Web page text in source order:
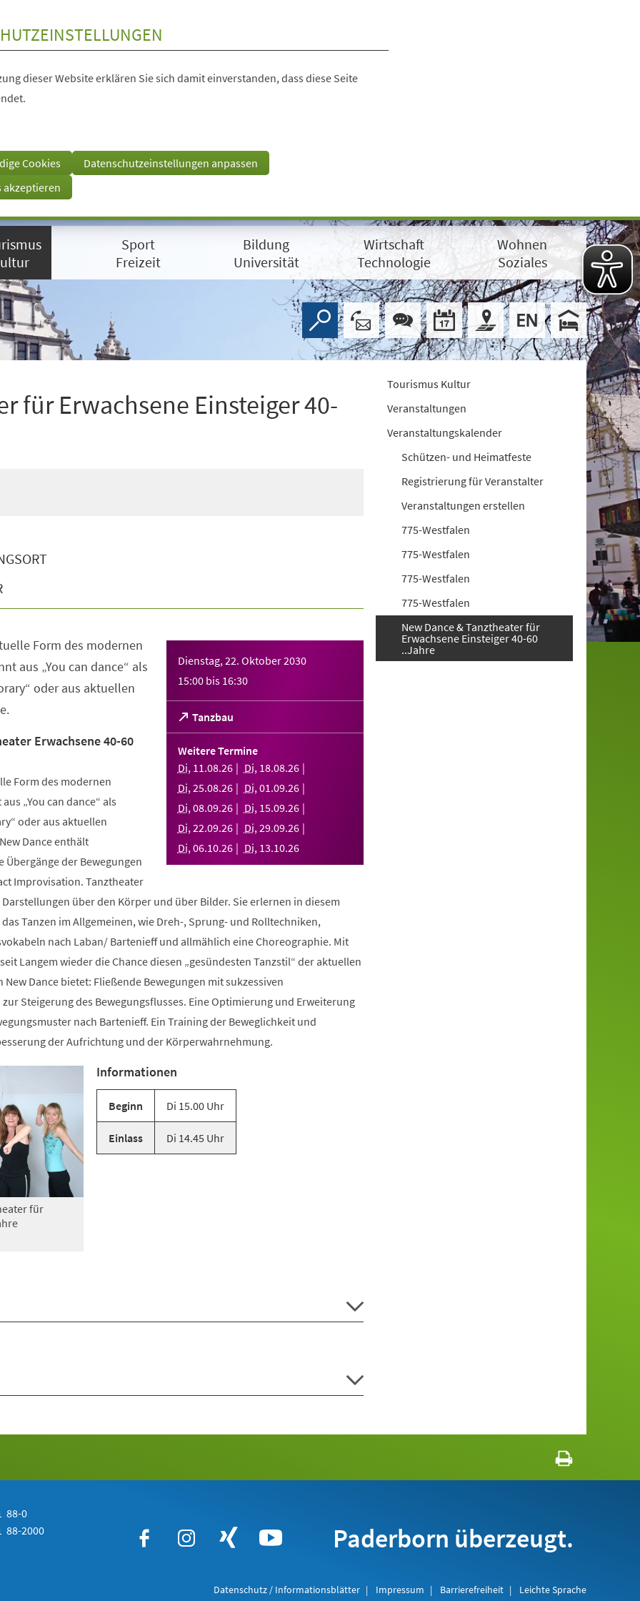
dieser Website erklären Sie sich damit einverstanden, dass diese Seite
Cookies
Datenschutzeinstellungen anpassen
akzeptieren
Sport
Freizeit
Bildung
Universität
Wirtschaft
Technologie
Wohnen
Soziales
für Erwachsene Einsteiger 40-
Dienstag, 22. Oktober 2030
15:00 bis 16:30
Tanzbau
(Öffnet
in
einem
neuen
Tab)
Weitere Termine
Di, 11.08.26 Di, 18.08.26
Di,25.08.26 Di,01.09.26
Di,08.09.26 Di, 15.09.26
Di,22.09.26 Di,29.09.26
Di,06.10.26 Di, 13.10.26
Form des modernen
aus „You can dance“ als
oder aus aktuellen
Erwachsene 40-60
Form des modernen
„You can dance“ als
oder aus aktuellen
Dance enthält
der Bewegungen
Improvisation. Tanztheater
über den Körper und über Bilder. Sie erlernen in diesem
Tanzen im Allgemeinen, wie Dreh-, Sprung- und Rolltechniken,
nach Laban/ Bartenieff und allmählich eine Choreographie. Mit
Langem wieder die Chance diesen „gesündesten Tanzstil“ der aktuellen
New Dance bietet: Fließende Bewegungen mit sukzessiven
Steigerung des Bewegungsflusses. Eine Optimierung und Erweiterung
nach Bartenieff. Ein Training der Beweglichkeit und
der Aufrichtung und der Körperwahrnehmung.
für
Informationen
Beginn Di 15.00 Uhr
Einlass Di 14.45 Uhr
Tourismus Kultur
Veranstaltungen
Veranstaltungskalender
Schützen- und Heimatfeste
Registrierung für Veranstalter
Veranstaltungen erstellen
775-Westfalen
775-Westfalen
775-Westfalen
775-Westfalen
New Dance & Tanztheater für
Erwachsene Einsteiger 40-60
..Jahre
88-0
88-2000 Paderborn überzeugt.
Datenschutz / Informationsblätter Impressum Barrierefreiheit Leichte Sprache